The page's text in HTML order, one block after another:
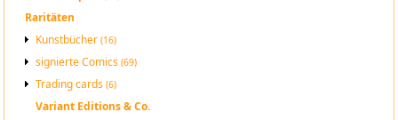
Raritäten
Kunstbücher(16)
signierte Comics(69)
Trading cards(6)
Variant Editions & Co.